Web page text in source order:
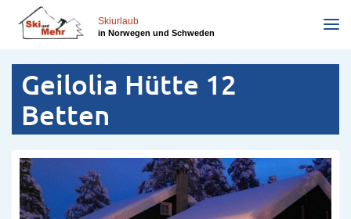
zum
Inhalt
Skiurlaub
in Norwegen und Schweden
Geilolia Hütte 12
Betten